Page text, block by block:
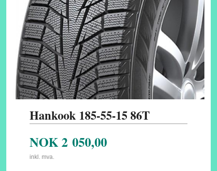
Hankook 185-55-15 86T
NOK2 050,00
inkl. mva.